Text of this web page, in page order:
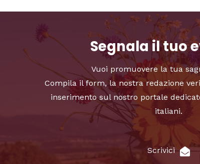
Segnala il tuo
Vuoi promuovere la tua
Compila il form, la nostra redazione
inserimento sul nostro portale
italiani.
Scrivici